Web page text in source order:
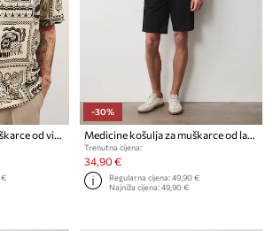
Medicine košulja za muškarce od viskoze
€
-30%
Medicine košulja za muškarce od lana
Trenutna cijena:
34,90 €
Regularna cijena:49,90 €
Najniža cijena:49,90 €